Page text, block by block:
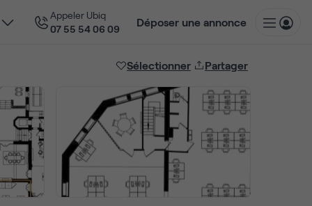
Appeler Ubiq
07 55 54 06 09
Déposer une annonce
Sélectionner Partager